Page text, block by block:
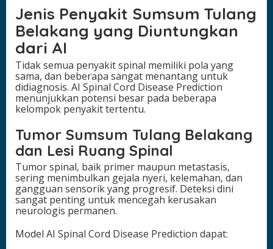
Jenis Penyakit Sumsum Tulang
Belakang yang Diuntungkan
dari AI
Tidak semua penyakit spinal memiliki pola yang
sama, dan beberapa sangat menantang untuk
didiagnosis. AI Spinal Cord Disease Prediction
menunjukkan potensi besar pada beberapa
kelompok penyakit tertentu.
Tumor Sumsum Tulang Belakang
dan Lesi Ruang Spinal
Tumor spinal, baik primer maupun metastasis,
sering menimbulkan gejala nyeri, kelemahan, dan
gangguan sensorik yang progresif. Deteksi dini
sangat penting untuk mencegah kerusakan
neurologis permanen.
Model AI Spinal Cord Disease Prediction dapat: